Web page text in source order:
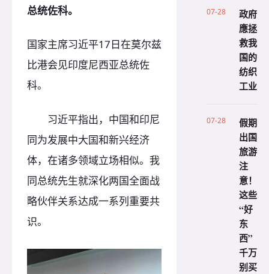
总统佐科。
国家主席习近平17日在莫尔兹
比港会见印度尼西亚总统佐
科。
习近平指出，中国和印尼
同为发展中大国和新兴经济
体，在诸多领域立场相似。我
同总统先生就深化两国全面战
略伙伴关系达成一系列重要共
识。
07-28
政府
應拯
救我
国的
纺织
工业
07-28
假期
出国
旅游
注
意！
这些
“好
东
西”
千万
别买